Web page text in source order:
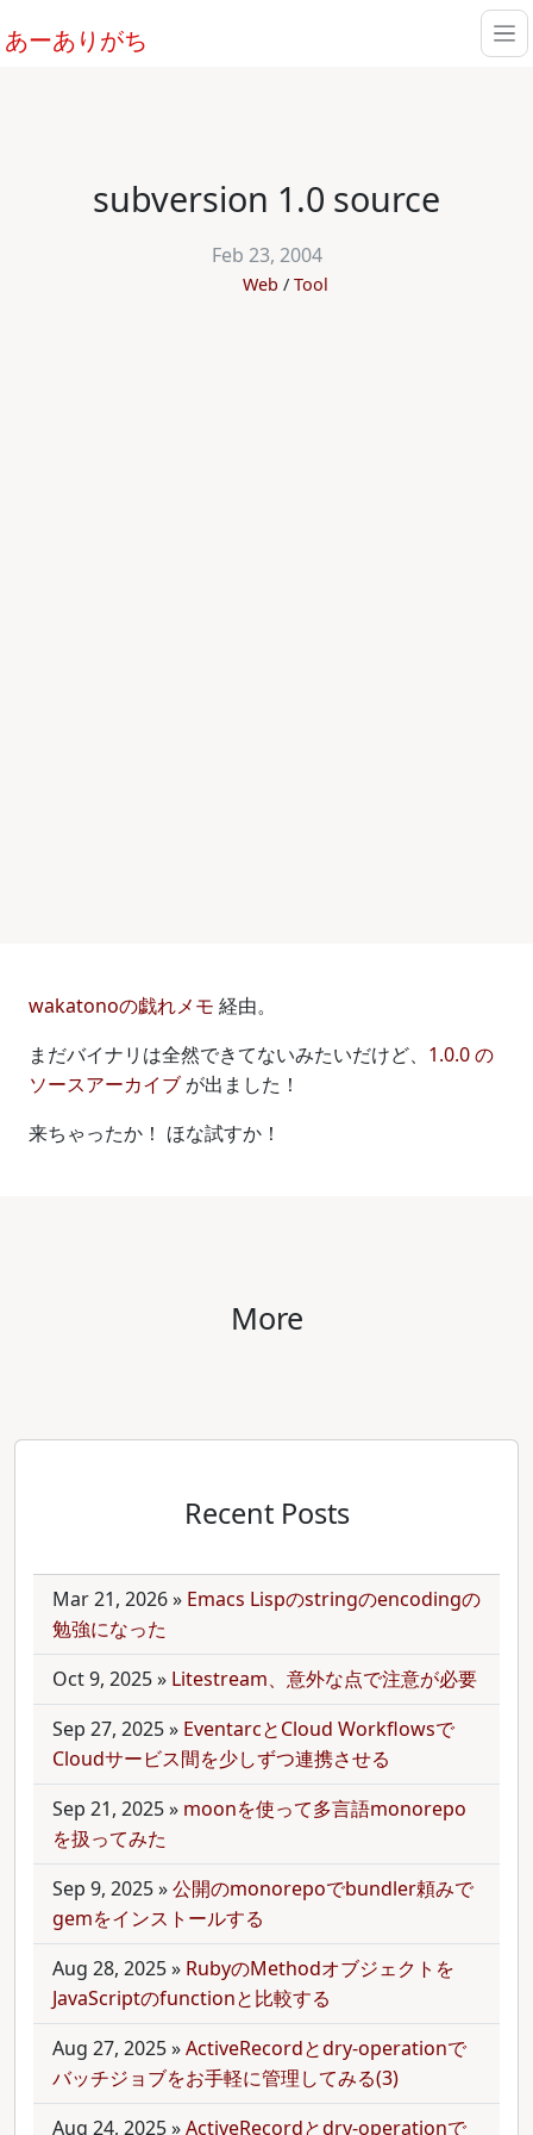
あーありがち
subversion 1.0 source
Feb 23, 2004
Web Tool
wakatonoの戯れメモ 経由。
まだバイナリは全然できてないみたいだけど、 1.0.0 の
ソースアーカイブ が出ました！
来ちゃったか！ ほな試すか！
More
Recent Posts
Mar 21, 2026» Emacs Lispのstringのencodingの
勉強になった
Oct 9, 2025» Litestream、意外な点で注意が必要
Sep 27, 2025» EventarcとCloud Workflowsで
Cloudサービス間を少しずつ連携させる
Sep 21, 2025» moonを使って多言語monorepo
を扱ってみた
Sep 9, 2025»公開のmonorepoでbundler頼みで
gemをインストールする
Aug 28, 2025» RubyのMethodオブジェクトを
JavaScriptのfunctionと比較する
Aug 27, 2025»ActiveRecordとdry-operationで
バッチジョブをお手軽に管理してみる(3)
Aug 24, 2025»ActiveRecordとdry-operationで